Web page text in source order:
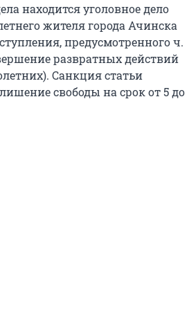
находится уголовное дело
жителя города Ачинска
предусмотренного ч.
развратных действий
Санкция статьи
свободы на срок от 5 до